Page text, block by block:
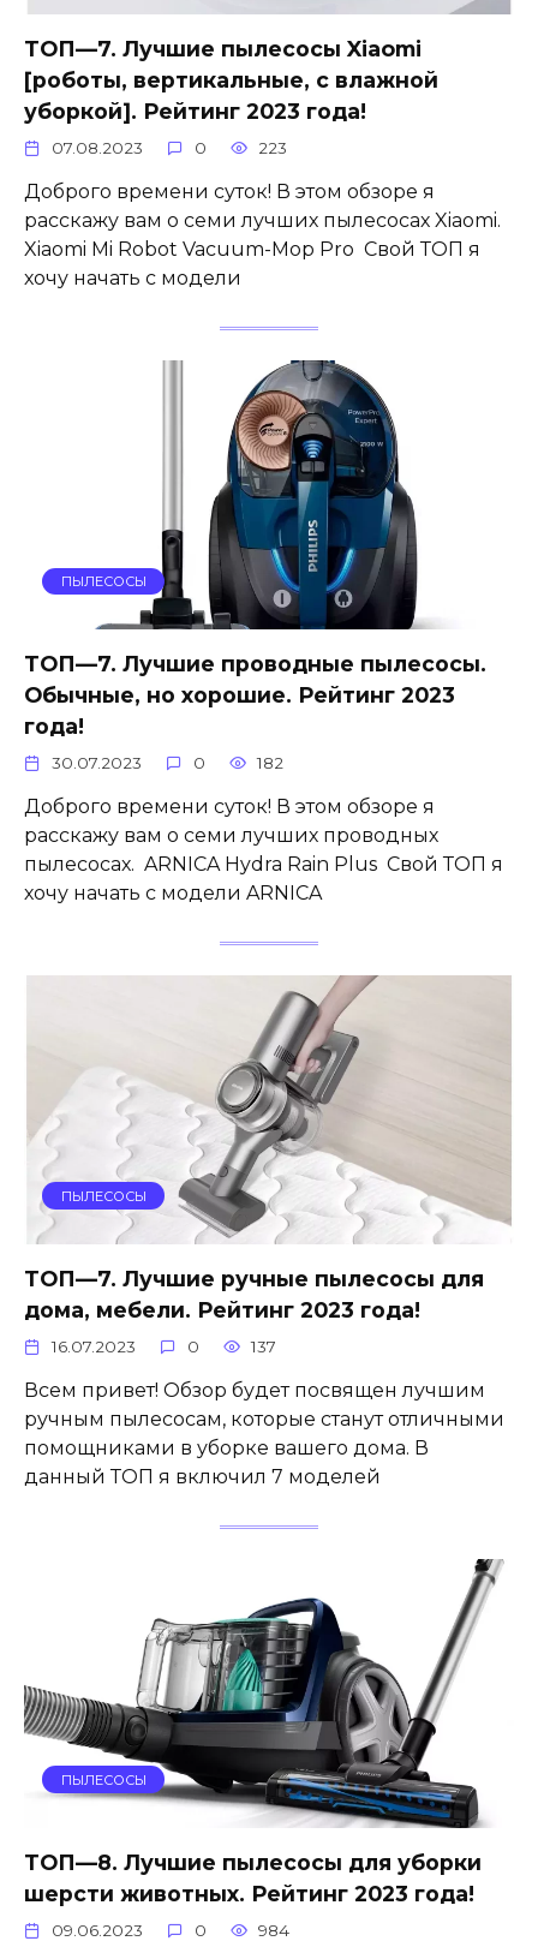
ТОП—7. Лучшие пылесосы Xiaomi
[роботы, вертикальные, с влажной
уборкой]. Рейтинг 2023 года!
07.08.2023 0 223
Доброго времени суток! В этом обзоре я
расскажу вам о семи лучших пылесосах Xiaomi.
Xiaomi Mi Robot Vacuum-Mop Pro Свой ТОП я
хочу начать с модели
ПЫЛЕСОСЫ
ТОП—7. Лучшие проводные пылесосы.
Обычные, но хорошие. Рейтинг 2023
года!
30.07.2023 0 182
Доброго времени суток! В этом обзоре я
расскажу вам о семи лучших проводных
пылесосах. ARNICA Hydra Rain Plus Свой ТОП я
хочу начать с модели ARNICA
ПЫЛЕСОСЫ
ТОП—7. Лучшие ручные пылесосы для
дома, мебели. Рейтинг 2023 года!
16.07.2023 0 137
Всем привет! Обзор будет посвящен лучшим
ручным пылесосам, которые станут отличными
помощниками в уборке вашего дома. В
данный ТОП я включил 7 моделей
ПЫЛЕСОСЫ
ТОП—8. Лучшие пылесосы для уборки
шерсти животных. Рейтинг 2023 года!
09.06.2023 0 984